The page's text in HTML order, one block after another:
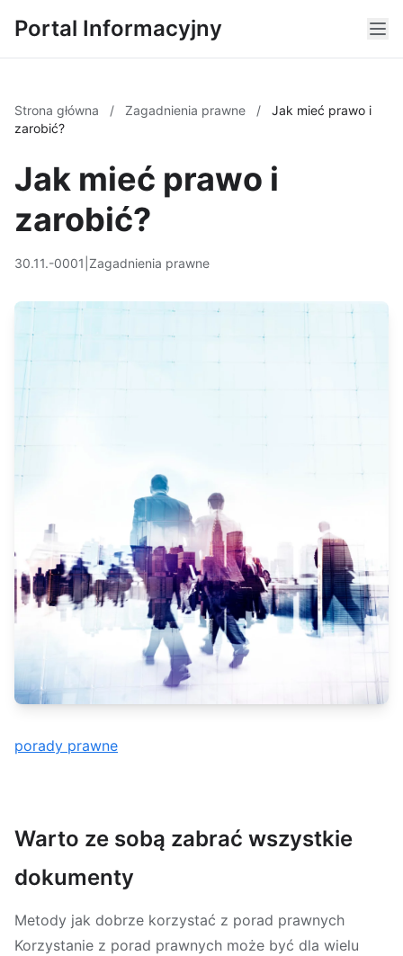
Portal Informacyjny
Strona główna / Zagadnienia prawne /
Jak mieć prawo i
zarobić?
Jak mieć prawo i
zarobić?
30.11.-0001 Zagadnienia prawne
porady prawne
Warto ze sobą zabrać wszystkie
dokumenty
Metody jak dobrze korzystać z porad prawnych
Korzystanie z porad prawnych może być dla wielu